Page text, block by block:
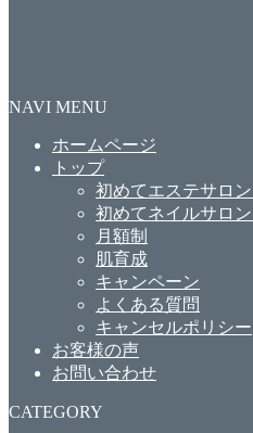
NAVI MENU
ホームページ
トップ
初めてエステサロ
初めてネイルサロ
月額制
肌育成
キャンペーン
よくある質問
キャンセルポリシー
お客様の声
お問い合わせ
CATEGORY